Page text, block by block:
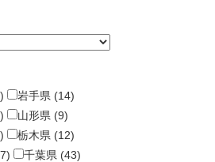
岩手県 (14)
山形県 (9)
栃木県 (12)
千葉県 (43)